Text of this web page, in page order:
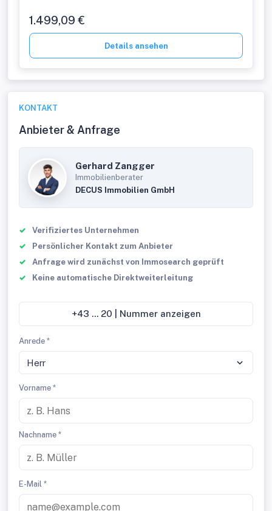
1.499,09 €
Details ansehen
KONTAKT
Anbieter & Anfrage
Gerhard Zangger
Immobilienberater
DECUS Immobilien GmbH
Verifiziertes Unternehmen
Persönlicher Kontakt zum Anbieter
Anfrage wird zunächst von Immosearch geprüft
Keine automatische Direktweiterleitung
+43 ... 20 | Nummer anzeigen
Anrede *
Herr
Vorname *
Nachname *
E-Mail *